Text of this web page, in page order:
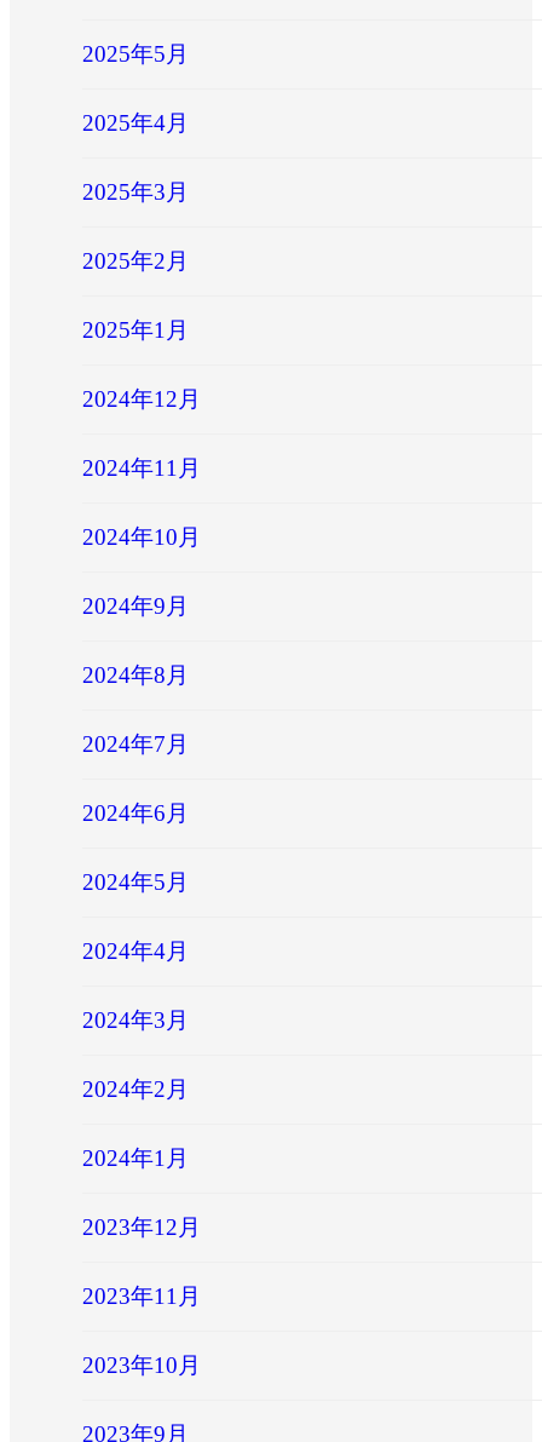
2025年5月
2025年4月
2025年3月
2025年2月
2025年1月
2024年12月
2024年11月
2024年10月
2024年9月
2024年8月
2024年7月
2024年6月
2024年5月
2024年4月
2024年3月
2024年2月
2024年1月
2023年12月
2023年11月
2023年10月
2023年9月